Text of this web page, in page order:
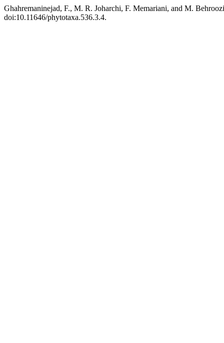
Ghahremaninejad, F., M. R. Joharchi, F. Memariani, and M.
doi:10.11646/phytotaxa.536.3.4.